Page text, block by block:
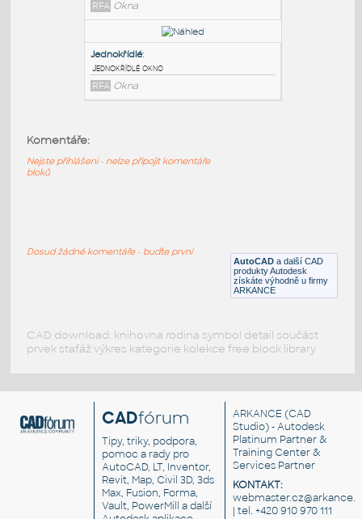
porotherm okno:
Porotherm okno
DWG Okna
Okna
AutoCAD a další CAD
produkty Autodesk
získáte výhodně u firmy
ARKANCE
Komentáře:
Nejste přihlášeni - nelze připojit komentáře
bloků
Dosud žádné komentáře - buďte první
CAD download: knihovna rodina symbol detail součást
prvek stafáž výkres kategorie kolekce free block library
CADfórum
Tipy, triky, podpora,
pomoc a rady pro
AutoCAD, LT, Inventor,
Revit, Map, Civil 3D, 3ds
Max, Fusion, Forma,
Vault, PowerMill a další
ARKANCE (CAD
Studio) - Autodesk
Platinum Partner &
Training Center &
Services Partner
KONTAKT:
| tel. +420 910 970 111